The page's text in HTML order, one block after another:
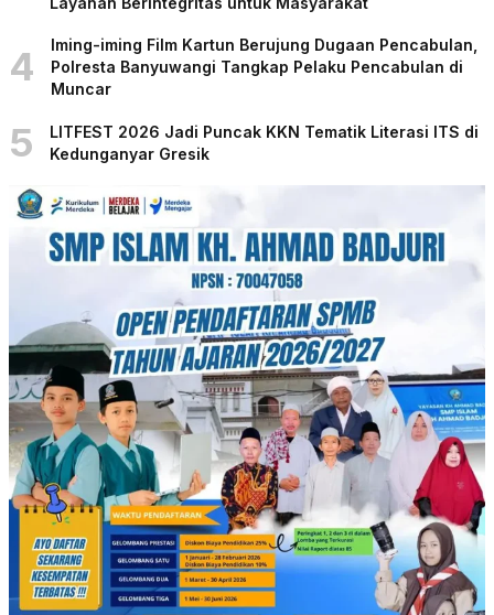
4
Iming-iming Film Kartun Berujung Dugaan Pencabulan,
Polresta Banyuwangi Tangkap Pelaku Pencabulan di
Muncar
5
LITFEST 2026 Jadi Puncak KKN Tematik Literasi ITS di
Kedunganyar Gresik